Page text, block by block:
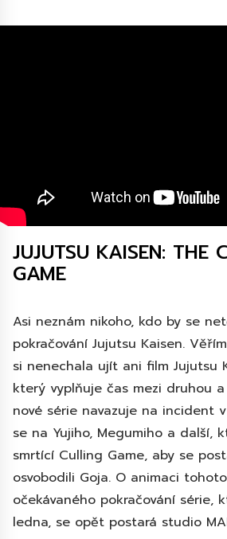
JUJUTSU KAISEN: THE
GAME
Asi neznám nikoho, kdo by se
pokračování Jujutsu Kaisen.
si nenechala ujít ani film Jujutsu
který vyplňuje čas mezi druhou
nové série navazuje na incident
se na Yujiho, Megumiho a další,
smrtící Culling Game, aby se
osvobodili Goja. O animaci
očekávaného pokračování série,
ledna, se opět postará studio